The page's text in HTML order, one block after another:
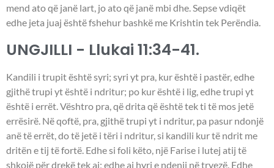
mend ato që janë lart, jo ato që janë mbi dhe. Sepse vdiqët
edhe jeta juaj është fshehur bashkë me Krishtin tek Perëndia.
UNGJILLI - Llukai 11:34-41.
Kandili i trupit është syri; syri yt pra, kur është i pastër, edhe
gjithë trupi yt është i ndritur; po kur është i lig, edhe trupi yt
është i errët. Vështro pra, që drita që është tek ti të mos jetë
errësirë. Në qoftë, pra, gjithë trupi yt i ndritur, pa pasur ndonjë
anë të errët, do të jetë i tëri i ndritur, si kandili kur të ndrit me
dritën e tij të fortë. Edhe si foli këto, një Farise i lutej atij të
shkojë për drekë tek ai; edhe ai hyri e ndenji në tryezë. Edhe